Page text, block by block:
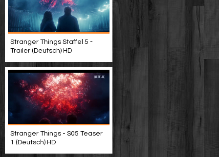
Stranger Things Staffel 5 -
Trailer (Deutsch) HD
Stranger Things - S05 Teaser
1 (Deutsch) HD